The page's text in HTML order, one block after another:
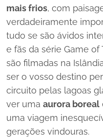
mais frios, com
verdadeiramente
tudo se são ávidos
e fãs da série Game
são filmadas na
ser o vosso destino
circuito pelas lagoas
ver uma aurora boreal
uma viagem
gerações vindouras.